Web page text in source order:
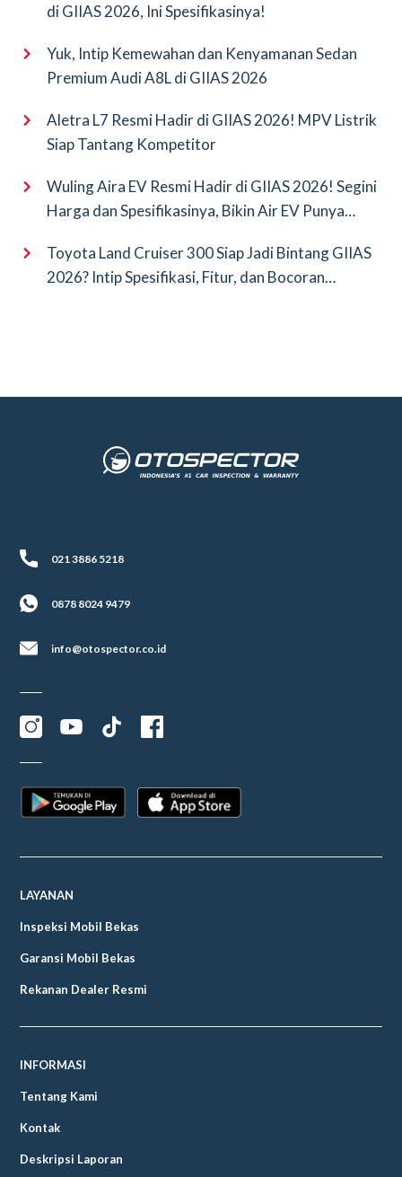
di GIIAS 2026, Ini Spesifikasinya!
Yuk, Intip Kemewahan dan Kenyamanan Sedan
Premium Audi A8L di GIIAS 2026
Aletra L7 Resmi Hadir di GIIAS 2026! MPV Listrik
Siap Tantang Kompetitor
Wuling Aira EV Resmi Hadir di GIIAS 2026! Segini
Harga dan Spesifikasinya, Bikin Air EV Punya
Toyota Land Cruiser 300 Siap Jadi Bintang GIIAS
2026? Intip Spesifikasi, Fitur, dan Bocoran
021 3886 5218
0878 8024 9479
info@otospector.co.id
LAYANAN
Inspeksi Mobil Bekas
Garansi Mobil Bekas
Rekanan Dealer Resmi
INFORMASI
Tentang Kami
Kontak
Deskripsi Laporan